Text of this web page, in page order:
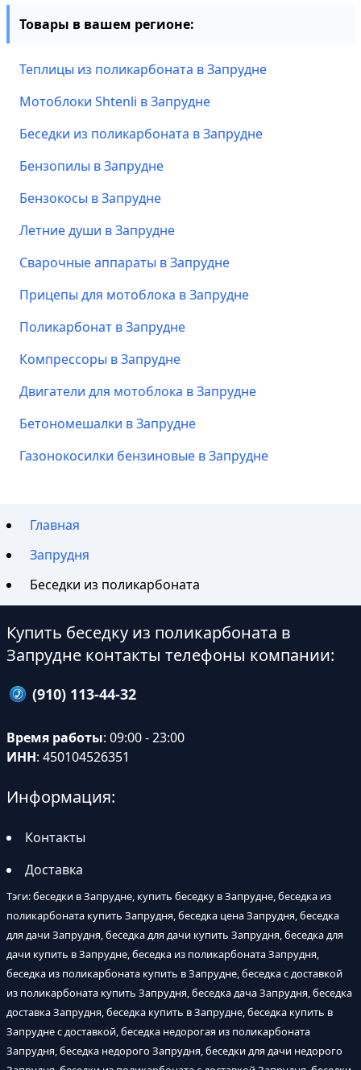
Товары в вашем регионе:
Теплицы из поликарбоната в Запрудне
Мотоблоки Shtenli в Запрудне
Беседки из поликарбоната в Запрудне
Бензопилы в Запрудне
Бензокосы в Запрудне
Летние души в Запрудне
Сварочные аппараты в Запрудне
Прицепы для мотоблока в Запрудне
Поликарбонат в Запрудне
Компрессоры в Запрудне
Двигатели для мотоблока в Запрудне
Бетономешалки в Запрудне
Газонокосилки бензиновые в Запрудне
Главная
Запрудня
Беседки из поликарбоната
Купить беседку из поликарбоната в
Запрудне контакты телефоны компании:
(910) 113-44-32
Время работы: 09:00 - 23:00
ИНН: 450104526351
Информация:
Контакты
Доставка
Тэги: беседки в Запрудне, купить беседку в Запрудне, беседка из
поликарбоната купить Запрудня, беседка цена Запрудня, беседка
для дачи Запрудня, беседка для дачи купить Запрудня, беседка для
дачи купить в Запрудне, беседка из поликарбоната Запрудня,
беседка из поликарбоната купить в Запрудне, беседка с доставкой
из поликарбоната купить Запрудня, беседка дача Запрудня, беседка
доставка Запрудня, беседка купить в Запрудне, беседка купить в
Запрудне с доставкой, беседка недорогая из поликарбоната
Запрудня, беседка недорого Запрудня, беседки для дачи недорого